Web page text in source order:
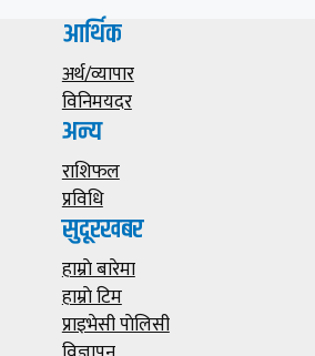
आर्थिक
अर्थ/व्यापार
विनिमयदर
अन्य
राशिफल
प्रविधि
सुदूरखबर
हाम्राे बारेमा
हाम्राे टिम
प्राइभेसी पाेलिसी